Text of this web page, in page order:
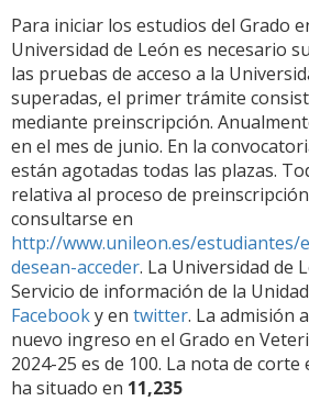
Para iniciar los estudios del Grado
Universidad de León es necesario
las pruebas de acceso a la
superadas, el primer trámite
mediante preinscripción.
en el mes de junio. En la
están agotadas todas las plazas.
relativa al proceso de
consultarse en
http://www.unileon.es/estudiantes/
desean-acceder. La Universidad de
Servicio de información de la
Facebooky en twitter. La admisión
nuevo ingreso en el Grado en
2024-25 es de 100. La nota de corte
ha situado en 11,235